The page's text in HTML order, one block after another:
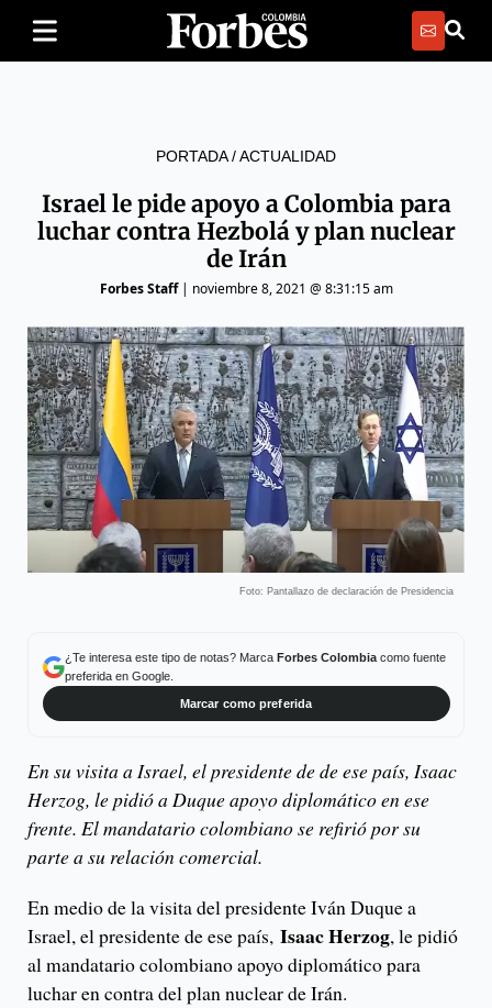
PORTADA/ACTUALIDAD
Israel le pide apoyo a Colombia para
luchar contra Hezbolá y plan nuclear
de Irán
Forbes Staff| noviembre 8, 2021 @ 8:31:15 am
Foto: Pantallazo de declaración de Presidencia
¿Te interesa este tipo de notas? Marca Forbes Colombiacomo fuente
preferida en Google.
Marcar como preferida
En su visita a Israel, el presidente de de ese país, Isaac
Herzog, le pidió a Duque apoyo diplomático en ese
frente. El mandatario colombiano se refirió por su
parte a su relación comercial.
En medio de la visita del presidente Iván Duque a
Israel, el presidente de ese país, Isaac Herzog, le pidió
al mandatario colombiano apoyo diplomático para
luchar en contra del plan nuclear de Irán.